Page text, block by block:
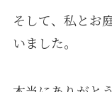
そして、私とお
いました。